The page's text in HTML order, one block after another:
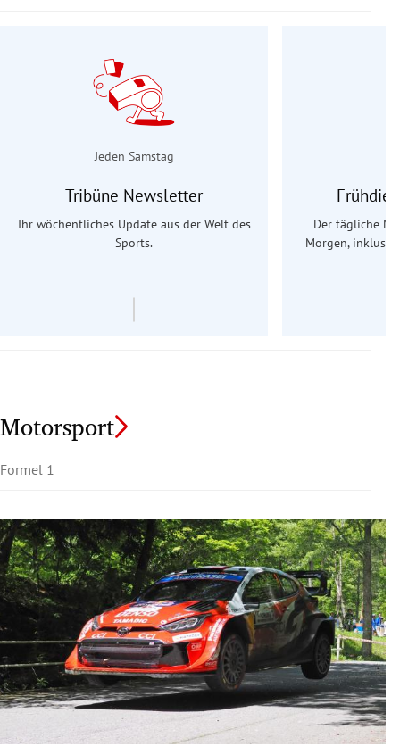
Jeden Samstag
Tribüne Newsletter
Ihr wöchentliches Update aus der Welt des
Sports.
Der tägliche
Morgen,
Motorsport
Formel 1